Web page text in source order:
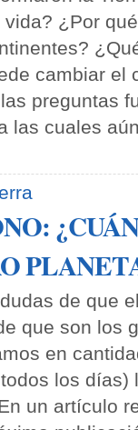
¿Por
cambiar el
preguntas
las cuales
de que
que son los
en
los días)
un artículo